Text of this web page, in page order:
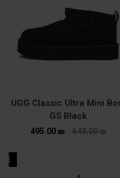
UGG Classic Ultra Mini
GS Black
649.00₪
495.00 ₪